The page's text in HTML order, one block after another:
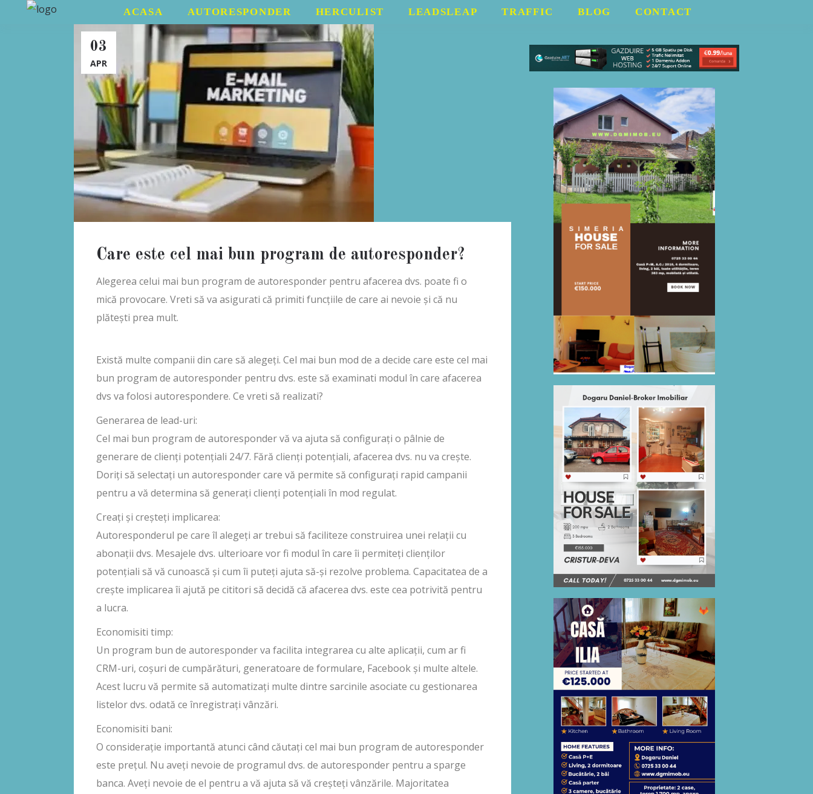
ACASA AUTORESPONDER HERCULIST LEADSLEAP TRAFFIC BLOG CONTACT
03
APR
Care este cel mai bun program de autoresponder?
Alegerea celui mai bun program de autoresponder pentru afacerea dvs. poate fi o
mică provocare. Vreti să va asigurati că primiti funcțiile de care ai nevoie și că nu
plătești prea mult.
Există multe companii din care să alegeți. Cel mai bun mod de a decide care este cel mai
bun program de autoresponder pentru dvs. este să examinati modul în care afacerea
dvs va folosi autorespondere. Ce vreti să realizati?
Generarea de lead-uri:
Cel mai bun program de autoresponder vă va ajuta să configurați o pâlnie de
generare de clienți potențiali 24/7. Fără clienți potențiali, afacerea dvs. nu va crește.
Doriți să selectați un autoresponder care vă permite să configurați rapid campanii
pentru a vă determina să generați clienți potențiali în mod regulat.
Creați și creșteți implicarea:
Autoresponderul pe care îl alegeți ar trebui să faciliteze construirea unei relații cu
abonații dvs. Mesajele dvs. ulterioare vor fi modul în care îi permiteți clienților
potențiali să vă cunoască și cum îi puteți ajuta să-și rezolve problema. Capacitatea de a
crește implicarea îi ajută pe cititori să decidă că afacerea dvs. este cea potrivită pentru
a lucra.
Economisiti timp:
Un program bun de autoresponder va facilita integrarea cu alte aplicații, cum ar fi
CRM-uri, coșuri de cumpărături, generatoare de formulare, Facebook și multe altele.
Acest lucru vă permite să automatizați multe dintre sarcinile asociate cu gestionarea
listelor dvs. odată ce înregistrați vânzări.
Economisiti bani:
O considerație importantă atunci când căutați cel mai bun program de autoresponder
este prețul. Nu aveți nevoie de programul dvs. de autoresponder pentru a sparge
banca. Aveți nevoie de el pentru a vă ajuta să vă creșteți vânzările. Majoritatea